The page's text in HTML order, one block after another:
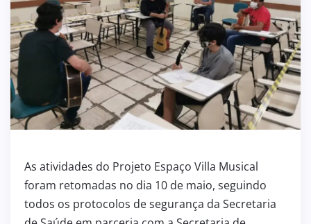
As atividades do Projeto Espaço Villa Musical
foram retomadas no dia 10 de maio, seguindo
todos os protocolos de segurança da Secretaria